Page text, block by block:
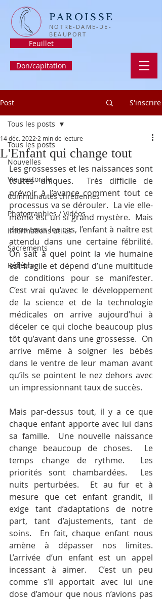
PAROISSE
NOTRE-DAME-DE-
BEAUPORT
Feuillet
Don/capitation
Post S'inscrire
Tous les posts
Nouvelles
Vie pastorale
Communautés chrétiennes
Photographies / Vidéos
Informations utiles
Sacrements
Réfléchir
Tous les posts
L'Enfant qui change tout
14 déc. 2022 2 min de lecture
Les grossesses et les naissances sont
toutes uniques.  Très difficile de
prévoir à l’avance comment tout ce
processus va se dérouler.  La vie elle-
même est un si grand mystère.  Mais
dans tous les cas, l’enfant à naître est
attendu dans une certaine fébrilité.
On sait à quel point la vie humaine
est fragile et dépend d’une multitude
de conditions pour se manifester.
C’est vrai qu’avec le développement
de la science et de la technologie
médicales on arrive aujourd’hui à
déceler ce qui cloche beaucoup plus
tôt qu’avant dans une grossesse.  On
arrive même à soigner les bébés
dans le ventre de leur maman avant
qu’ils se pointent le nez dehors avec
un impressionnant taux de succès.
Mais par-dessus tout, il y a ce que
chaque enfant apporte avec lui dans
sa famille.  Une nouvelle naissance
change beaucoup de choses.  Le
temps change de rythme.  Les
priorités sont chambardées.  Les
nuits perturbées.  Et au fur et à
mesure que cet enfant grandit, il
exige tant d’adaptations de notre
part, tant d’ajustements, tant de
soins.  En fait, chaque enfant nous
amène à dépasser nos limites.
L’arrivée d’un enfant est un appel
incessant à aimer.  C’est un peu
comme s’il apportait avec lui une
dose d’amour que nous n’avions pas